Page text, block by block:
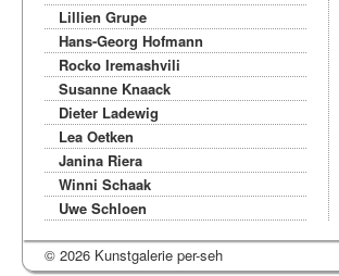
Lillien Grupe
Hans-Georg Hofmann
Rocko Iremashvili
Susanne Knaack
Dieter Ladewig
Lea Oetken
Janina Riera
Winni Schaak
Uwe Schloen
© 2026 Kunstgalerie per-seh